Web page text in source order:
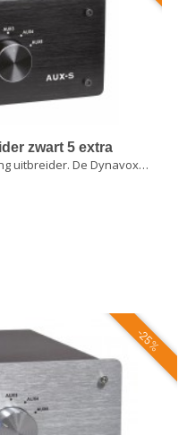
zwart 5 extra
uitbreider. De Dynavox…
-25%